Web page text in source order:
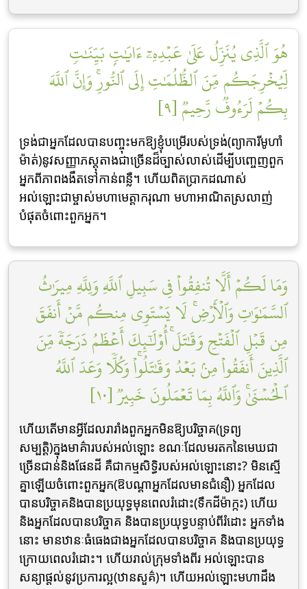
هُوَ ٱلَّذِي يُنَزِّلُ عَلَىٰ عَبۡدِهِۦٓ ءَايَٰتِۭ بَيِّنَٰتٖ
لِّيُخۡرِجَكُم مِّنَ ٱلظُّلُمَٰتِ إِلَى ٱلنُّورِۚ وَإِنَّ ٱللَّهَ
بِكُمۡ لَرَءُوفٞ رَّحِيمٞ [٩]
ទ្រង់ជាអ្នកដែលបានបញ្ចុះមកឱ្យខ្ញុំបម្រើរបស់ទ្រង់(ព្យាការីមូហាំ
ម៉ាត់)នូវសញ្ញាភស្តុតាងជាច្រើនដ៏ច្បាស់លាស់ដើម្បីបញ្ចេញពួក
អ្នកពីភាពងងឹតទៅកាន់ពន្លឺ។ ហើយពិតប្រាកដណាស់
អល់ឡោះជាម្ចាស់មហាមេត្តាករុណា មហាអាណិតស្រលាញ់
បំផុតចំពោះពួកអ្នក។
وَمَا لَكُمۡ أَلَّا تُنفِقُواْ فِي سَبِيلِ ٱللَّهِ وَلِلَّهِ مِيرَٰثُ
ٱلسَّمَٰوَٰتِ وَٱلۡأَرۡضِۚ لَا يَسۡتَوِي مِنكُم مَّنۡ أَنفَقَ
مِن قَبۡلِ ٱلۡفَتۡحِ وَقَٰتَلَۚ أُوْلَٰٓئِكَ أَعۡظَمُ دَرَجَةٗ مِّنَ
ٱلَّذِينَ أَنفَقُواْ مِنۢ بَعۡدُ وَقَٰتَلُواْۚ وَكُلّٗا وَعَدَ ٱللَّهُ
ٱلۡحُسۡنَىٰۚ وَٱللَّهُ بِمَا تَعۡمَلُونَ خَبِيرٞ [١٠]
ហើយតើមានអ្វីដែលរារាំងពួកអ្នកមិនឱ្យបរិច្ចាគ(ទ្រព្យ
សម្បត្តិ)ក្នុងមាគ៌ារបស់អល់ឡោះ ខណៈដែលមរតកនៃមេឃជា
ច្រើនជាន់និងផែនដី គឺជាកម្មសិទ្ធិរបស់អល់ឡោះនោះ? មិនស្មើ
គ្នាឡើយចំពោះពួកអ្នក(ឱបណ្តាអ្នកដែលមានជំនឿ) អ្នកដែល
បានបរិច្ចាគនិងបានប្រយុទ្ធមុនពេលរំដោះ(ទឹកដីម៉ាក្កះ) ហើយ
និងអ្នកដែលបានបរិច្ចាគ និងបានប្រយុទ្ធបន្ទាប់ពីរំដោះ អ្នកទាំង
នោះ មានឋានៈធំធេងជាងអ្នកដែលបានបរិច្ចាគ និងបានប្រយុទ្ធ
ក្រោយពេលរំដោះ។ ហើយរាល់ក្រុមទាំងពីរ អល់ឡោះបាន
សន្យាផ្តល់នូវប្រការល្អ(ឋានសួគ៌)។ ហើយអល់ឡោះមហាដឹង